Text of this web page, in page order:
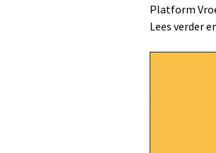
Platform
Lees verder